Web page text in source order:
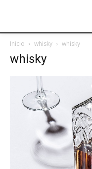
Inicio whisky whisky
whisky